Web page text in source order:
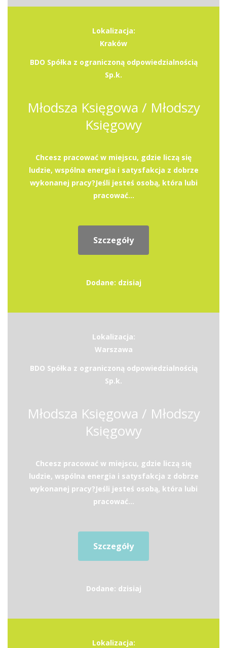
Lokalizacja:
Kraków
BDO Spółka z ograniczoną odpowiedzialnością
Sp.k.
Młodsza Księgowa / Młodszy
Księgowy
Chcesz pracować w miejscu, gdzie liczą się
ludzie, wspólna energia i satysfakcja z dobrze
wykonanej pracy?Jeśli jesteś osobą, która lubi
pracować...
Szczegóły
Dodane: dzisiaj
Lokalizacja:
Warszawa
BDO Spółka z ograniczoną odpowiedzialnością
Sp.k.
Młodsza Księgowa / Młodszy
Księgowy
Chcesz pracować w miejscu, gdzie liczą się
ludzie, wspólna energia i satysfakcja z dobrze
wykonanej pracy?Jeśli jesteś osobą, która lubi
pracować...
Szczegóły
Dodane: dzisiaj
Lokalizacja: